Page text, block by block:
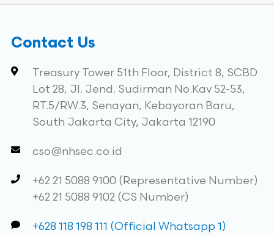
Contact Us
Treasury Tower 51th Floor, District 8, SCBD
Lot 28, Jl. Jend. Sudirman No.Kav 52-53,
RT.5/RW.3, Senayan, Kebayoran Baru,
South Jakarta City, Jakarta 12190
cso@nhsec.co.id
+62 21 5088 9100 (Representative Number)
+62 21 5088 9102 (CS Number)
+628 118 198 111 (Official Whatsapp 1)